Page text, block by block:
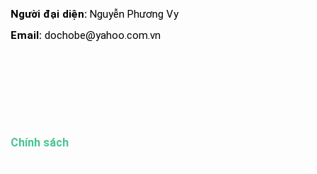
Người đại diện: Nguyễn Phương Vy
Email: dochobe@yahoo.com.vn
Chính sách